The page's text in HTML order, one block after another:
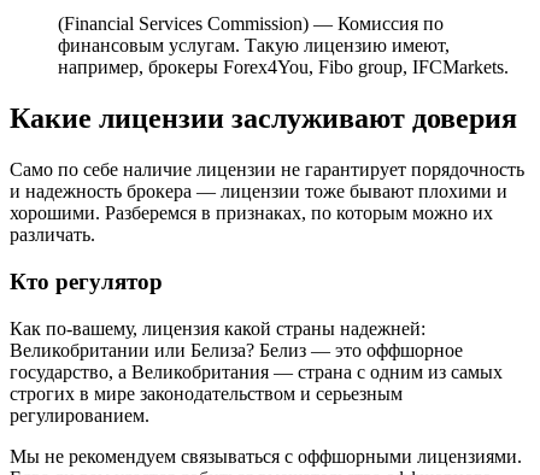
(Financial Services Commission) — Комиссия по
финансовым услугам. Такую лицензию имеют,
например, брокеры Forex4You, Fibo group, IFCMarkets.
Какие лицензии заслуживают доверия
Само по себе наличие лицензии не гарантирует порядочность
и надежность брокера — лицензии тоже бывают плохими и
хорошими. Разберемся в признаках, по которым можно их
различать.
Кто регулятор
Как по-вашему, лицензия какой страны надежней:
Великобритании или Белиза? Белиз — это оффшорное
государство, а Великобритания — страна с одним из самых
строгих в мире законодательством и серьезным
регулированием.
Мы не рекомендуем связываться с оффшорными лицензиями.